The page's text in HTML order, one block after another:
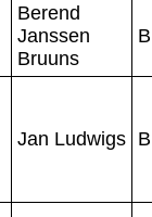
Berend
Janssen
Bruuns
Jan Ludwigs